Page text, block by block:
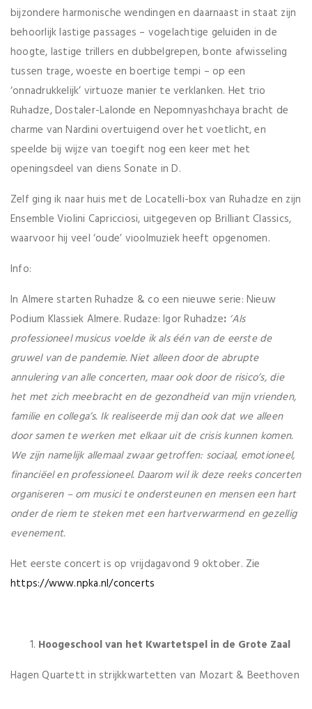
bijzondere harmonische wendingen en daarnaast in staat zijn
behoorlijk lastige passages – vogelachtige geluiden in de
hoogte, lastige trillers en dubbelgrepen, bonte afwisseling
tussen trage, woeste en boertige tempi – op een
‘onnadrukkelijk’ virtuoze manier te verklanken. Het trio
Ruhadze, Dostaler-Lalonde en Nepomnyashchaya bracht de
charme van Nardini overtuigend over het voetlicht, en
speelde bij wijze van toegift nog een keer met het
openingsdeel van diens Sonate in D.
Zelf ging ik naar huis met de Locatelli-box van Ruhadze en zijn
Ensemble Violini Capricciosi, uitgegeven op Brilliant Classics,
waarvoor hij veel ‘oude’ vioolmuziek heeft opgenomen.
Info:
In Almere starten Ruhadze & co een nieuwe serie: Nieuw
Podium Klassiek Almere. Rudaze: Igor Ruhadze: ‘Als
professioneel musicus voelde ik als één van de eerste de
gruwel van de pandemie. Niet alleen door de abrupte
annulering van alle concerten, maar ook door de risico’s, die
het met zich meebracht en de gezondheid van mijn vrienden,
familie en collega’s. Ik realiseerde mij dan ook dat we alleen
door samen te werken met elkaar uit de crisis kunnen komen.
We zijn namelijk allemaal zwaar getroffen: sociaal, emotioneel,
financiëel en professioneel. Daarom wil ik deze reeks concerten
organiseren – om musici te ondersteunen en mensen een hart
onder de riem te steken met een hartverwarmend en gezellig
evenement.
Het eerste concert is op vrijdagavond 9 oktober. Zie
https://www.npka.nl/concerts
Hoogeschool van het Kwartetspel in de Grote Zaal
Hagen Quartett in strijkkwartetten van Mozart & Beethoven